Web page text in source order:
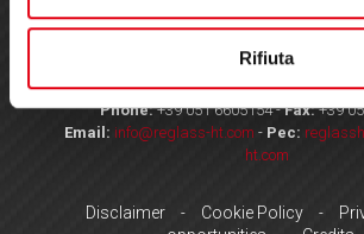
Rifiuta
Via Caduti di Cefalonia, 4 e 4/a – 40061
Phone:+39 051 6605154-Fax:+39
Email: info@reglass-ht.com - Pec:
ht.com
Disclaimer - Cookie Policy -